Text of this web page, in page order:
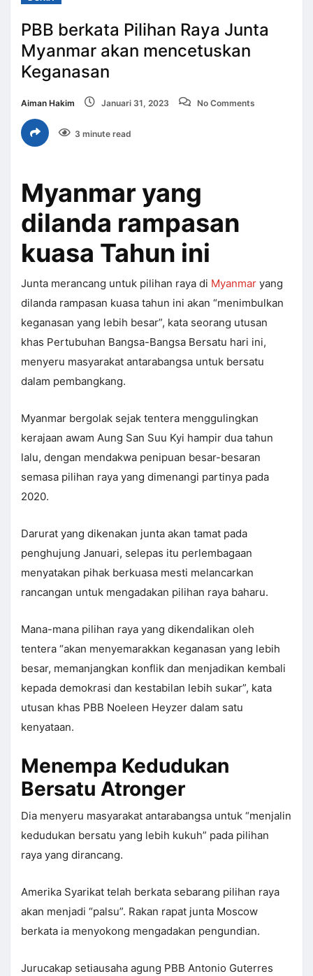
PBB berkata Pilihan Raya Junta
Myanmar akan mencetuskan
Keganasan
Aiman Hakim Januari 31, 2023 No Comments
3 minute read
Myanmar yang
dilanda rampasan
kuasa Tahun ini
Junta merancang untuk pilihan raya di Myanmar yang
dilanda rampasan kuasa tahun ini akan “menimbulkan
keganasan yang lebih besar”, kata seorang utusan
khas Pertubuhan Bangsa-Bangsa Bersatu hari ini,
menyeru masyarakat antarabangsa untuk bersatu
dalam pembangkang.
Myanmar bergolak sejak tentera menggulingkan
kerajaan awam Aung San Suu Kyi hampir dua tahun
lalu, dengan mendakwa penipuan besar-besaran
semasa pilihan raya yang dimenangi partinya pada
2020.
Darurat yang dikenakan junta akan tamat pada
penghujung Januari, selepas itu perlembagaan
menyatakan pihak berkuasa mesti melancarkan
rancangan untuk mengadakan pilihan raya baharu.
Mana-mana pilihan raya yang dikendalikan oleh
tentera “akan menyemarakkan keganasan yang lebih
besar, memanjangkan konflik dan menjadikan kembali
kepada demokrasi dan kestabilan lebih sukar”, kata
utusan khas PBB Noeleen Heyzer dalam satu
kenyataan.
Menempa Kedudukan
Bersatu Atronger
Dia menyeru masyarakat antarabangsa untuk “menjalin
kedudukan bersatu yang lebih kukuh” pada pilihan
raya yang dirancang.
Amerika Syarikat telah berkata sebarang pilihan raya
akan menjadi “palsu”. Rakan rapat junta Moscow
berkata ia menyokong mengadakan pengundian.
Jurucakap setiausaha agung PBB Antonio Guterres